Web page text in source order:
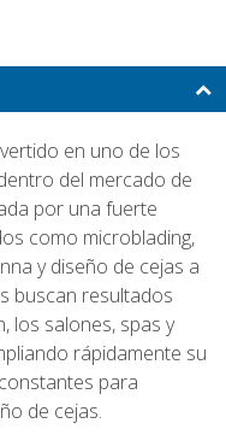
en uno de los
del mercado de
por una fuerte
como microblading,
y diseño de cejas a
buscan resultados
los salones, spas y
rápidamente su
para
de cejas.